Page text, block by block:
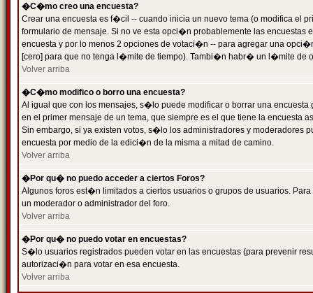
�C�mo creo una encuesta?
Crear una encuesta es f�cil -- cuando inicia un nuevo tema (o modifica el
formulario de mensaje. Si no ve esta opci�n probablemente las
encuesta y por lo menos 2 opciones de votaci�n -- para agregar una
[cero] para que no tenga l�mite de tiempo). Tambi�n habr� un l�mite de
Volver arriba
�C�mo modifico o borro una encuesta?
Al igual que con los mensajes, s�lo puede modificar o borrar una
en el primer mensaje de un tema, que siempre es el que tiene la encuesta
Sin embargo, si ya existen votos, s�lo los administradores y moderadores
encuesta por medio de la edici�n de la misma a mitad de camino.
Volver arriba
�Por qu� no puedo acceder a ciertos Foros?
Algunos foros est�n limitados a ciertos usuarios o grupos de usuarios.
un moderador o administrador del foro.
Volver arriba
�Por qu� no puedo votar en encuestas?
S�lo usuarios registrados pueden votar en las encuestas (para prevenir
autorizaci�n para votar en esa encuesta.
Volver arriba